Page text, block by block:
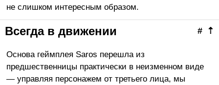
не слишком интересным образом.
⇡
#
Всегда в движении
Основа геймплея Saros перешла из
предшественницы практически в неизменном виде
— управляя персонажем от третьего лица, мы